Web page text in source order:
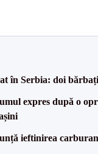
în Serbia: doi
expres după o
ieftinirea